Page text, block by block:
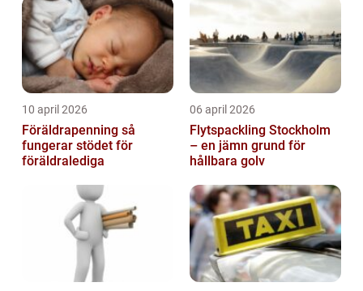
10 april 2026
Föräldrapenning så
fungerar stödet för
föräldralediga
06 april 2026
Flytspackling Stockholm
– en jämn grund för
hållbara golv